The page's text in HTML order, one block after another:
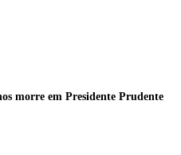
morre em Presidente Prudente